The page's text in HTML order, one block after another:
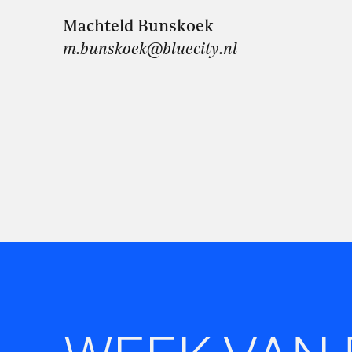
Machteld Bunskoek
m.bunskoek@bluecity.nl